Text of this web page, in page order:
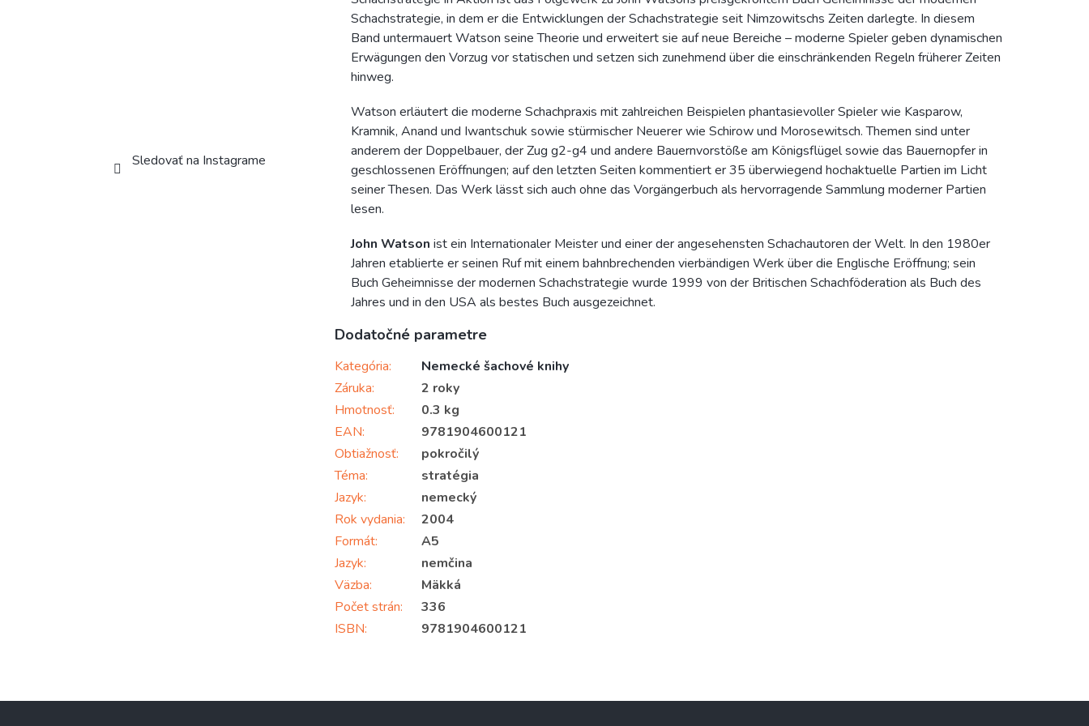
Sledovať na Instagrame
Schachstrategie, in dem er die Entwicklungen der Schachstrategie seit Nimzowitschs Zeiten darlegte. In diesem
Band untermauert Watson seine Theorie und erweitert sie auf neue Bereiche – moderne Spieler geben dynamischen
Erwägungen den Vorzug vor statischen und setzen sich zunehmend über die einschränkenden Regeln früherer Zeiten
hinweg.
Watson erläutert die moderne Schachpraxis mit zahlreichen Beispielen phantasievoller Spieler wie Kasparow,
Kramnik, Anand und Iwantschuk sowie stürmischer Neuerer wie Schirow und Morosewitsch. Themen sind unter
anderem der Doppelbauer, der Zug g2-g4 und andere Bauernvorstöße am Königsflügel sowie das Bauernopfer in
geschlossenen Eröffnungen; auf den letzten Seiten kommentiert er 35 überwiegend hochaktuelle Partien im Licht
seiner Thesen. Das Werk lässt sich auch ohne das Vorgängerbuch als hervorragende Sammlung moderner Partien
lesen.
John Watson ist ein Internationaler Meister und einer der angesehensten Schachautoren der Welt. In den 1980er
Jahren etablierte er seinen Ruf mit einem bahnbrechenden vierbändigen Werk über die Englische Eröffnung; sein
Buch Geheimnisse der modernen Schachstrategie wurde 1999 von der Britischen Schachföderation als Buch des
Jahres und in den USA als bestes Buch ausgezeichnet.
Dodatočné parametre
Kategória:
Nemecké šachové knihy
Záruka:
2 roky
Hmotnosť:
0.3 kg
EAN:
9781904600121
Obtiažnosť:
pokročilý
Téma:
stratégia
Jazyk:
nemecký
Rok vydania:
2004
Formát:
A5
Jazyk:
nemčina
Väzba:
Mäkká
Počet strán:
336
ISBN: 9781904600121